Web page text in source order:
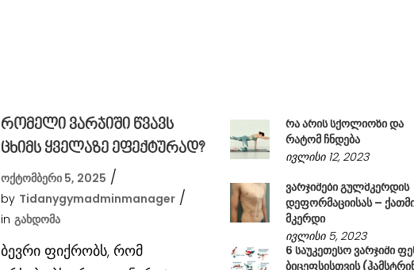
რომელი ვარჯიში წვავს
ცხიმს ყველაზე ეფექტურად?
ოქტომბერი 5, 2025
by Tidanygymadminmanager
in Გახდომა
ბევრი ფიქრობს, რომ
რა არის სქოლიოზი და
რატომ ჩნდება
ივლისი 12, 2023
ვარჯიშები გულმკერდის
დეფორმაციისას –
მკერდი
ივლისი 5, 2023
6 საუკეთესო ვარჯიში
ბიცეფსისთვის